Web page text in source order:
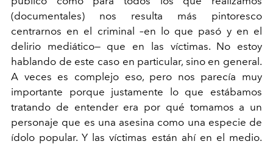
(documentales) nos resulta más pintoresco
centrarnos en el criminal –en lo que pasó y en el
delirio mediático— que en
las víctimas. No estoy
hablando de este caso en particular, sino en general.
A veces es complejo eso, pero nos parecía muy
importante porque justamente lo que estábamos
tratando de entender era por qué tomamos a un
personaje que es una asesina como una especie de
ídolo popular. Y las víctimas están ahí en el medio.